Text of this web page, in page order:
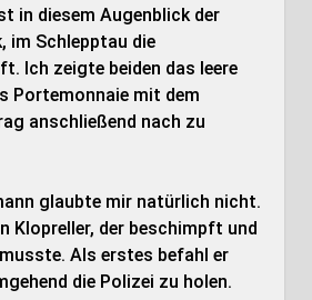
in diesem Augenblick der
im Schlepptau die
Ich zeigte beiden das leere
Portemonnaie mit dem
anschließend nach zu
glaubte mir natürlich nicht.
Klopreller, der beschimpft und
Als erstes befahl er
die Polizei zu holen.